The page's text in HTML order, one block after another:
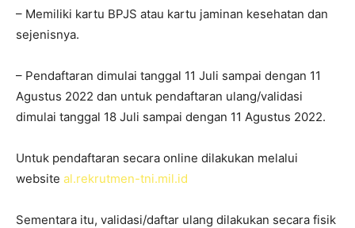
– Memiliki kartu BPJS atau kartu jaminan kesehatan dan
sejenisnya.
– Pendaftaran dimulai tanggal 11 Juli sampai dengan 11
Agustus 2022 dan untuk pendaftaran ulang/validasi
dimulai tanggal 18 Juli sampai dengan 11 Agustus 2022.
Untuk pendaftaran secara online dilakukan melalui
website al.rekrutmen-tni.mil.id
Sementara itu, validasi/daftar ulang dilakukan secara fisik